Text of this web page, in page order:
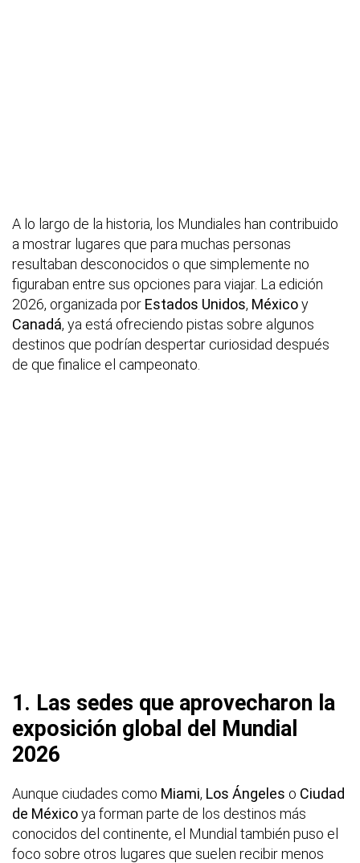
A lo largo de la historia, los Mundiales han contribuido
a mostrar lugares que para muchas personas
resultaban desconocidos o que simplemente no
figuraban entre sus opciones para viajar. La edición
2026, organizada por Estados Unidos, Méxicoy
Canadá, ya está ofreciendo pistas sobre algunos
destinos que podrían despertar curiosidad después
de que finalice el campeonato.
1. Las sedes que aprovecharon la
exposición global del Mundial
2026
Aunque ciudades como Miami, Los Ángeles o Ciudad
de Méxicoya forman parte de los destinos más
conocidos del continente, el Mundial también puso el
foco sobre otros lugares que suelen recibir menos